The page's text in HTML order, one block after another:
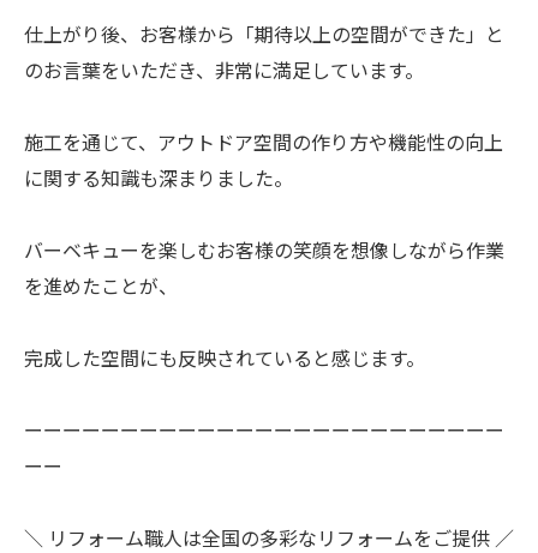
仕上がり後、お客様から「期待以上の空間ができた」と
のお言葉をいただき、非常に満足しています。
施工を通じて、アウトドア空間の作り方や機能性の向上
に関する知識も深まりました。
バーベキューを楽しむお客様の笑顔を想像しながら作業
を進めたことが、
完成した空間にも反映されていると感じます。
ーーーーーーーーーーーーーーーーーーーーーーーーー
ーー
＼ リフォーム職人は全国の多彩なリフォームをご提供 ／